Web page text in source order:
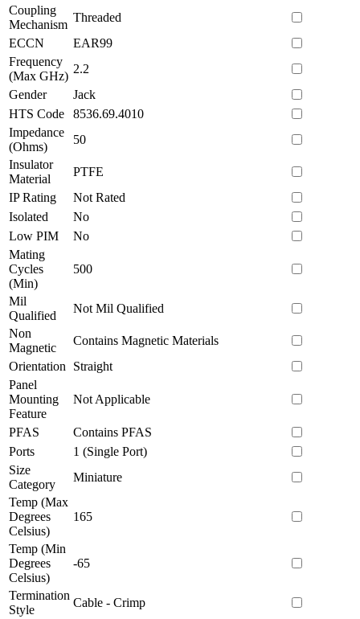
Coupling
Mechanism
Threaded
ECCN
EAR99
Frequency
(Max GHz)
2.2
Gender
Jack
HTS Code
8536.69.4010
Impedance
(Ohms)
50
Insulator
Material
PTFE
IP Rating
Not Rated
Isolated
No
Low PIM
No
Mating
Cycles
(Min)
500
Mil
Qualified
Not Mil Qualified
Non
Magnetic
Contains Magnetic Materials
Orientation
Straight
Panel
Mounting
Feature
Not Applicable
PFAS
Contains PFAS
Ports
1 (Single Port)
Size
Category
Miniature
Temp (Max
Degrees
Celsius)
165
Temp (Min
Degrees
Celsius)
-65
Termination
Style
Cable - Crimp